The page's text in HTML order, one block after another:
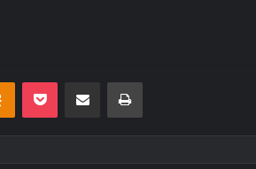
Odnoklassniki
Pocket E-Posta ile paylaş Yazdır